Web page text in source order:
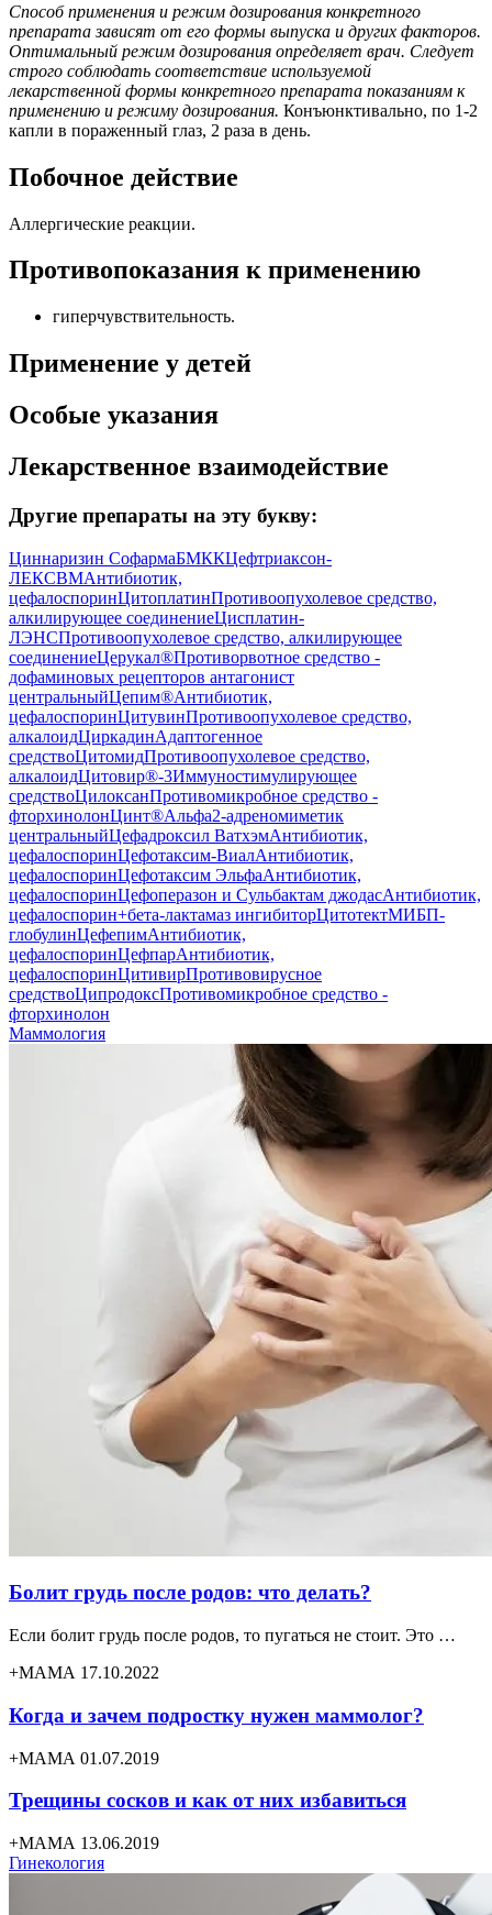
Способ применения и режим дозирования конкретного
препарата зависят от его формы выпуска и других факторов.
Оптимальный режим дозирования определяет врач. Следует
строго соблюдать соответствие используемой
лекарственной формы конкретного препарата показаниям к
применению и режиму дозирования. Конъюнктивально, по 1-2
капли в пораженный глаз, 2 раза в день.
Побочное действие
Аллергические реакции.
Противопоказания к применению
гиперчувствительность.
Применение у детей
Особые указания
Лекарственное взаимодействие
Другие препараты на эту букву:
Циннаризин СофармаБМККЦефтриаксон-
ЛЕКСВМАнтибиотик,
цефалоспоринЦитоплатинПротивоопухолевое средство,
алкилирующее соединениеЦисплатин-
ЛЭНСПротивоопухолевое средство, алкилирующее
соединениеЦерукал®Противорвотное средство -
дофаминовых рецепторов антагонист
центральныйЦепим®Антибиотик,
цефалоспоринЦитувинПротивоопухолевое средство,
алкалоидЦиркадинАдаптогенное
средствоЦитомидПротивоопухолевое средство,
алкалоидЦитовир®-3Иммуностимулирующее
средствоЦилоксанПротивомикробное средство -
фторхинолонЦинт®Альфа2-адреномиметик
центральныйЦефадроксил ВатхэмАнтибиотик,
цефалоспоринЦефотаксим-ВиалАнтибиотик,
цефалоспоринЦефотаксим ЭльфаАнтибиотик,
цефалоспоринЦефоперазон и Сульбактам джодасАнтибиотик,
цефалоспорин+бета-лактамаз ингибиторЦитотектМИБП-
глобулинЦефепимАнтибиотик,
цефалоспоринЦефпарАнтибиотик,
цефалоспоринЦитивирПротивовирусное
средствоЦипродоксПротивомикробное средство -
фторхинолон
Маммология
Болит грудь после родов: что делать?
Если болит грудь после родов, то пугаться не стоит. Это …
+МАМА 17.10.2022
Когда и зачем подростку нужен маммолог?
+МАМА 01.07.2019
Трещины сосков и как от них избавиться
+МАМА 13.06.2019
Гинекология